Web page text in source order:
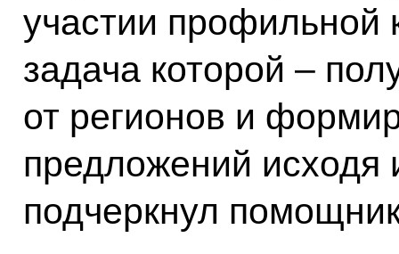
участии профильной
задача которой –
от регионов и
предложений исходя
подчеркнул